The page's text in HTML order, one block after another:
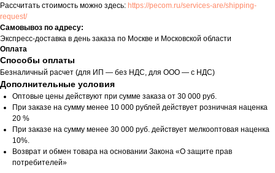
Рассчитать стоимость можно здесь: https://pecom.ru/services-are/shipping-
request/
Самовывоз по адресу:
Экспресс-доставка в день заказа по Москве и Московской области
Оплата
Способы оплаты
Безналичный расчет (для ИП — без НДС, для ООО — с НДС)
Дополнительные условия
Оптовые цены действуют при сумме заказа от 30 000 руб.
При заказе на сумму менее 10 000 рублей действует розничная наценка
20 %
При заказе на сумму менее 30 000 руб. действует мелкооптовая наценка
10%.
Возврат и обмен товара на основании Закона «О защите прав
потребителей»